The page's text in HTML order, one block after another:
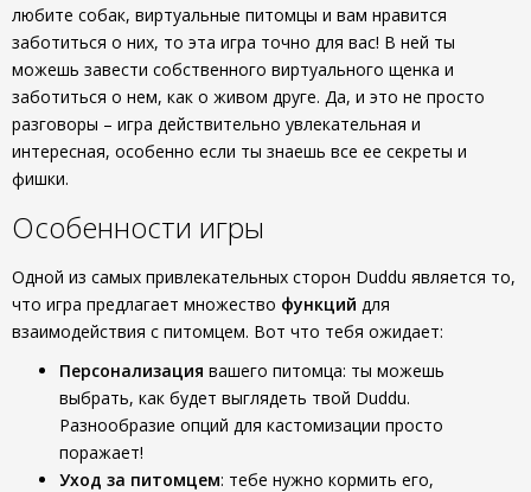
любите собак, виртуальные питомцы и вам нравится
заботиться о них, то эта игра точно для вас! В ней ты
можешь завести собственного виртуального щенка и
заботиться о нем, как о живом друге. Да, и это не просто
разговоры – игра действительно увлекательная и
интересная, особенно если ты знаешь все ее секреты и
фишки.
Особенности игры
Одной из самых привлекательных сторон Duddu является то,
что игра предлагает множество функций для
взаимодействия с питомцем. Вот что тебя ожидает:
Персонализация вашего питомца: ты можешь
выбрать, как будет выглядеть твой Duddu.
Разнообразие опций для кастомизации просто
поражает!
Уход за питомцем: тебе нужно кормить его,